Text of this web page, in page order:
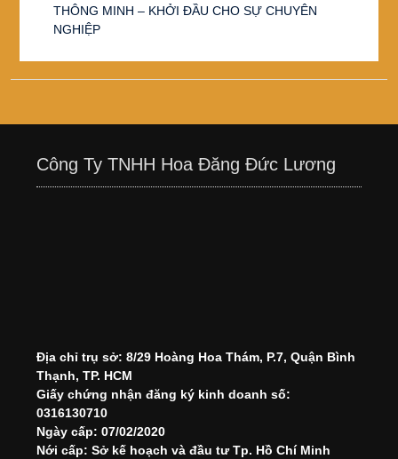
THÔNG MINH – KHỞI ĐẦU CHO SỰ CHUYÊN
NGHIỆP
Công Ty TNHH Hoa Đăng Đức Lương
Địa chỉ trụ sở: 8/29 Hoàng Hoa Thám, P.7, Quận Bình
Thạnh, TP. HCM
Giấy chứng nhận đăng ký kinh doanh số:
0316130710
Ngày cấp: 07/02/2020
Nới cấp: Sở kế hoạch và đầu tư Tp. Hồ Chí Minh